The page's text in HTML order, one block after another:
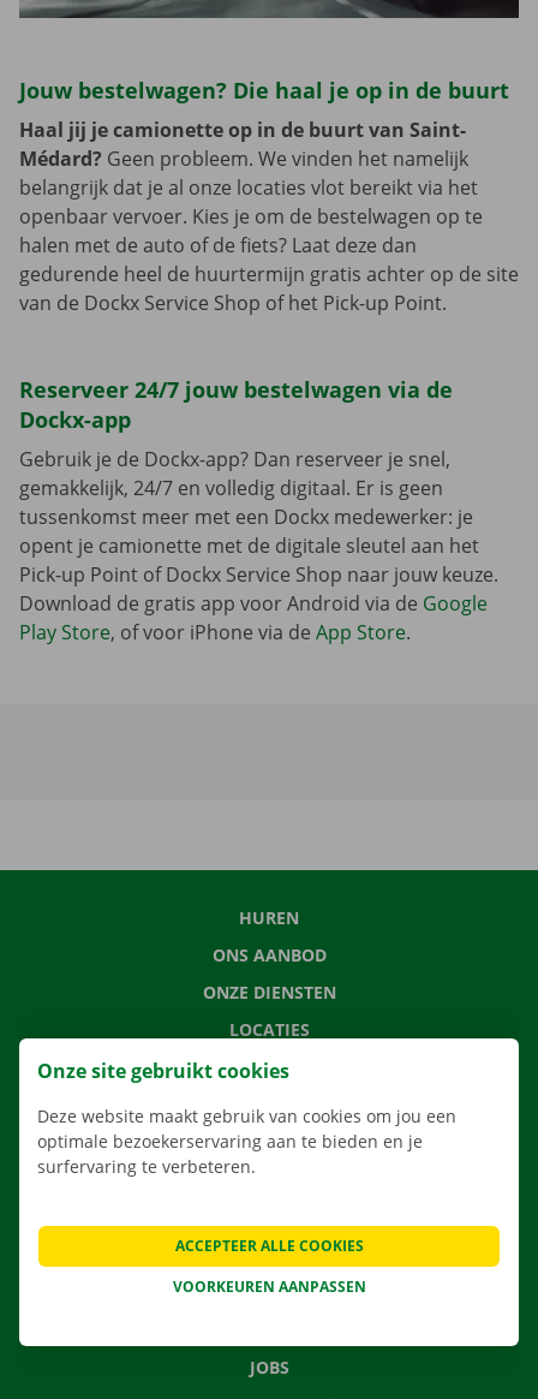
Jouw bestelwagen? Die haal je op in de buurt
Haal jij je camionette op in de buurt van Saint-
Médard? Geen probleem. We vinden het namelijk
belangrijk dat je al onze locaties vlot bereikt via het
openbaar vervoer. Kies je om de bestelwagen op te
halen met de auto of de fiets? Laat deze dan
gedurende heel de huurtermijn gratis achter op de site
van de Dockx Service Shop of het Pick-up Point.
Reserveer 24/7 jouw bestelwagen via de
Dockx-app
Gebruik je de Dockx-app? Dan reserveer je snel,
gemakkelijk, 24/7 en volledig digitaal. Er is geen
tussenkomst meer met een Dockx medewerker: je
opent je camionette met de digitale sleutel aan het
Pick-up Point of Dockx Service Shop naar jouw keuze.
Download de gratis app voor Android via de Google
Play Store, of voor iPhone via de App Store.
HUREN
ONS AANBOD
ONZE DIENSTEN
LOCATIES
APP
VERHUISOPLOSSINGEN
VEELGESTELDE VRAGEN
NIEUWS
JOBS
Onze site gebruikt cookies
Deze website maakt gebruik van cookies om jou een
optimale bezoekerservaring aan te bieden en je
surfervaring te verbeteren.
VOORKEUREN AANPASSEN
ACCEPTEER ALLE COOKIES